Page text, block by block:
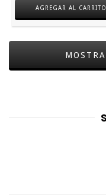
AGREGAR AL CARRITO